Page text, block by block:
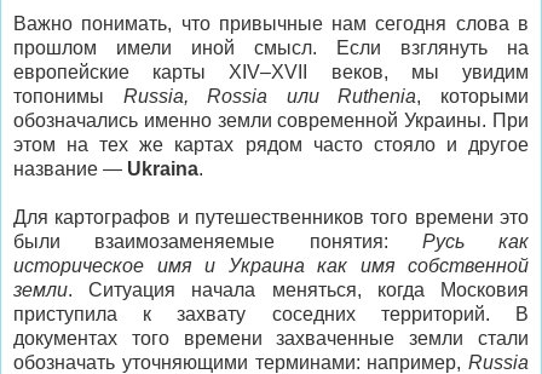
Важно понимать, что привычные нам сегодня слова в
прошлом имели иной смысл. Если взглянуть на
европейские карты XIV–XVII веков, мы увидим
топонимы Russia, Rossia или Ruthenia, которыми
обозначались именно земли современной Украины. При
этом на тех же картах рядом часто стояло и другое
название — Ukraina.
Для картографов и путешественников того времени это
были взаимозаменяемые понятия: Русь как
историческое имя и Украина как имя собственной
земли. Ситуация начала меняться, когда Московия
приступила к захвату соседних территорий. В
документах того времени захваченные земли стали
обозначать уточняющими терминами: например, Russia